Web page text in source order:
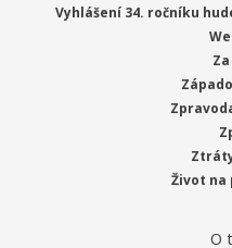
Vyhlášení 34. ročníku
Život na
O